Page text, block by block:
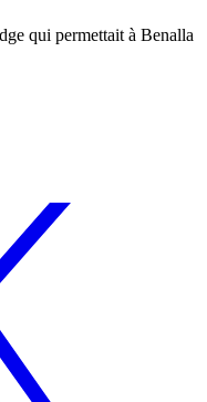
qui permettait à Benalla